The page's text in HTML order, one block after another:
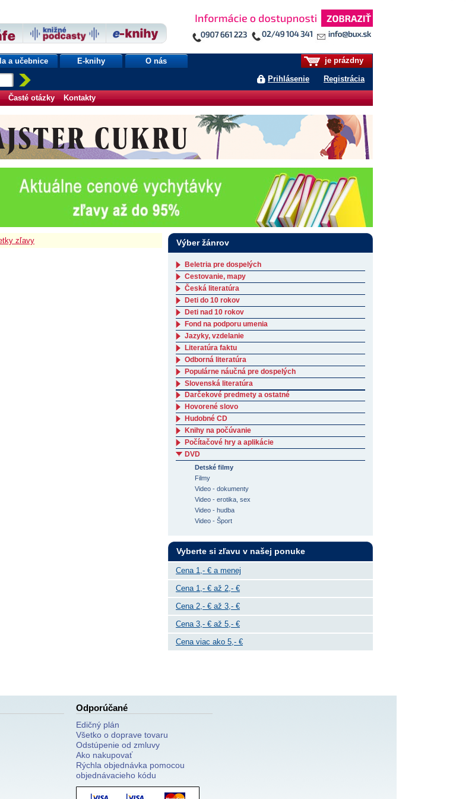
je prázdny
Prihlásenie Registrácia
a učebnice E-knihy O nás
Časté otázky Kontakty
zľavy Výber žánrov
Beletria pre dospelých
Cestovanie, mapy
Česká literatúra
Deti do 10 rokov
Deti nad 10 rokov
Fond na podporu umenia
Jazyky, vzdelanie
Literatúra faktu
Odborná literatúra
Populárne náučná pre dospelých
Slovenská literatúra
Darčekové predmety a ostatné
Hovorené slovo
Hudobné CD
Knihy na počúvanie
Počítačové hry a aplikácie
DVD
Detské filmy
Filmy
Video - dokumenty
Video - erotika, sex
Video - hudba
Video - Šport
Vyberte si zľavu v našej ponuke
Cena 1,- € a menej
Cena 1,- € až 2,- €
Cena 2,- € až 3,- €
Cena 3,- € až 5,- €
Cena viac ako 5,- €
Odporúčané
Edičný plán
Všetko o doprave tovaru
Odstúpenie od zmluvy
Ako nakupovať
Rýchla objednávka pomocou
objednávacieho kódu